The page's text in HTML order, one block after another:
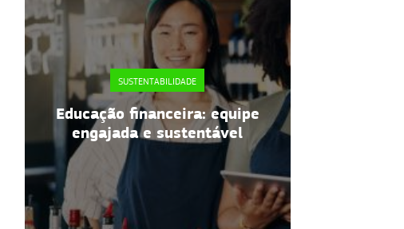
SUSTENTABILIDADE
Educação financeira: equipe
engajada e sustentável